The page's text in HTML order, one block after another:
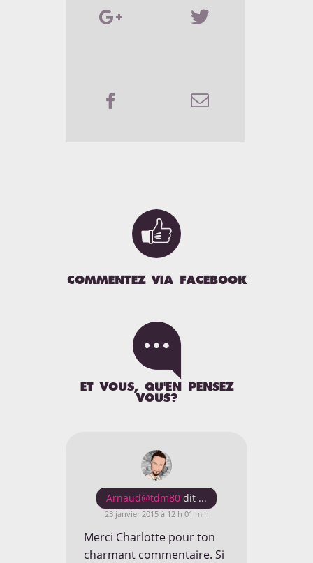
monde sur leur
environnement, nous avons
Dans la rubrique voyage /
MEDIAS
Découvrez les articles et
interviews réalisés autours de
notre projet le tour du monde
à 80 cm.
EN SAVOIR [+]
 
 

COMMENTEZ VIA FACEBOOK

ET VOUS, QU'EN PENSEZ
VOUS?
Arnaud@tdm80
23 janvier 2015 à 12 h 01 min
Merci Charlotte pour ton
charmant commentaire. Si